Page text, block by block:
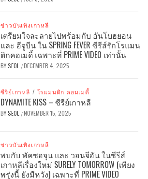
ข่าวบันเทิงเกาหลี
เตรียมใจละลายไปพร้อมกับ อันโบฮยอน
และ อีจูบีน ใน SPRING FEVER ซีรีส์รักโรแมน
ติกคอเมดี้ เฉพาะที่ PRIME VIDEO เท่านั้น
BYSEOL /DECEMBER 4, 2025
ซีรีย์เกาหลี / โรแมนติก คอมเมดี้
DYNAMITE KISS – ซีรีย์เกาหลี
BYSEOL /NOVEMBER 15, 2025
ข่าวบันเทิงเกาหลี
พบกับ พัคซอจุน และ วอนจีอัน ในซีรีส์
เกาหลีเรื่องใหม่ SURELY TOMORROW (เพียง
พรุ่งนี้ ยังมีหวัง) เฉพาะที่ PRIME VIDEO